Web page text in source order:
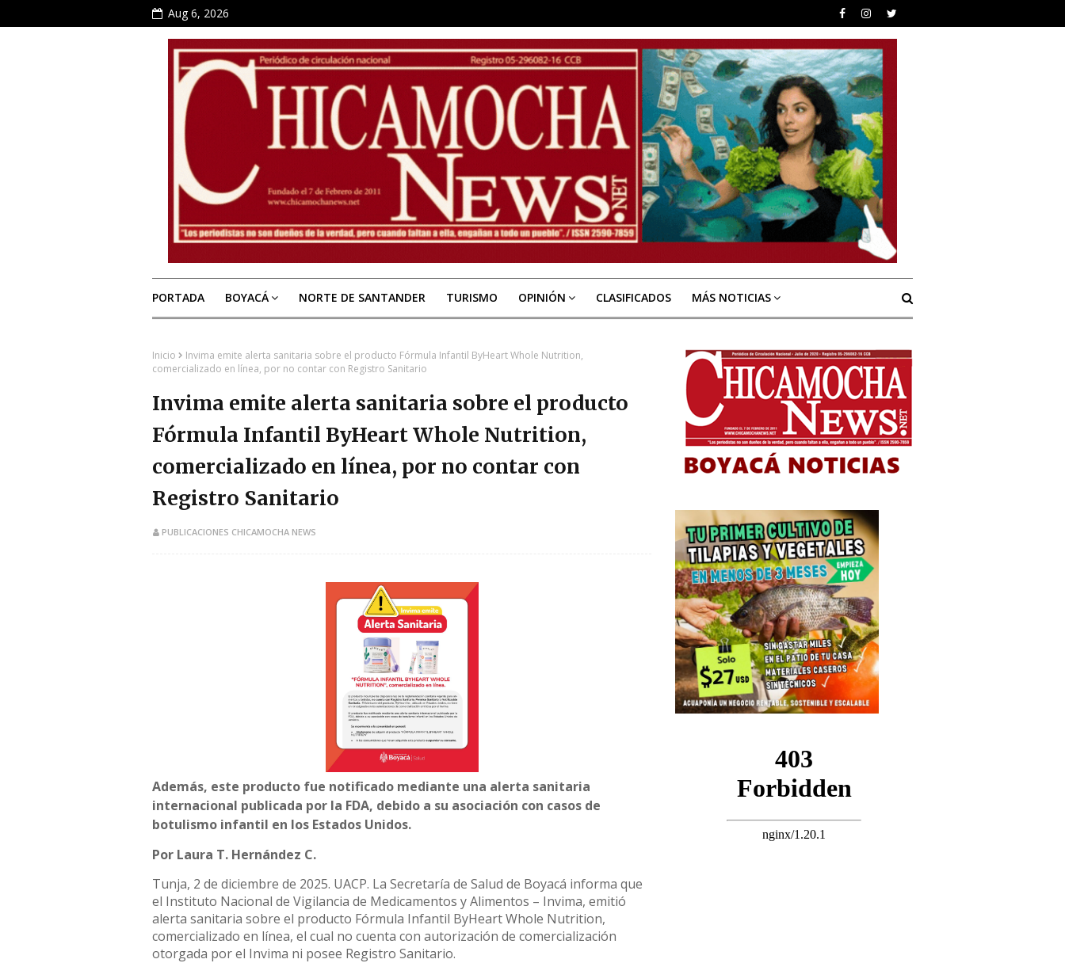
Aug 6, 2026
PORTADA BOYACÁ NORTE DE SANTANDER TURISMO OPINIÓN CLASIFICADOS MÁS NOTICIAS
Inicio
Invima emite alerta sanitaria sobre el producto Fórmula Infantil ByHeart Whole Nutrition,
comercializado en línea, por no contar con Registro Sanitario
Invima emite alerta sanitaria sobre el producto
Fórmula Infantil ByHeart Whole Nutrition,
comercializado en línea, por no contar con
Registro Sanitario
PUBLICACIONES CHICAMOCHA NEWS
Además, este producto fue notificado mediante una alerta sanitaria
internacional publicada por la FDA, debido a su asociación con casos de
botulismo infantil en los Estados Unidos.
Por Laura T. Hernández C.
Tunja, 2 de diciembre de 2025. UACP. La Secretaría de Salud de Boyacá informa que
el Instituto Nacional de Vigilancia de Medicamentos y Alimentos – Invima, emitió
alerta sanitaria sobre el producto Fórmula Infantil ByHeart Whole Nutrition,
comercializado en línea, el cual no cuenta con autorización de comercialización
otorgada por el Invima ni posee Registro Sanitario.